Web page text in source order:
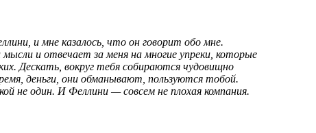
и мне казалось, что он говорит обо мне.
и отвечает за меня на многие упреки, которые
Дескать, вокруг тебя собираются чудовищно
деньги, они обманывают, пользуются тобой.
не один. И Феллини — совсем не плохая компания.